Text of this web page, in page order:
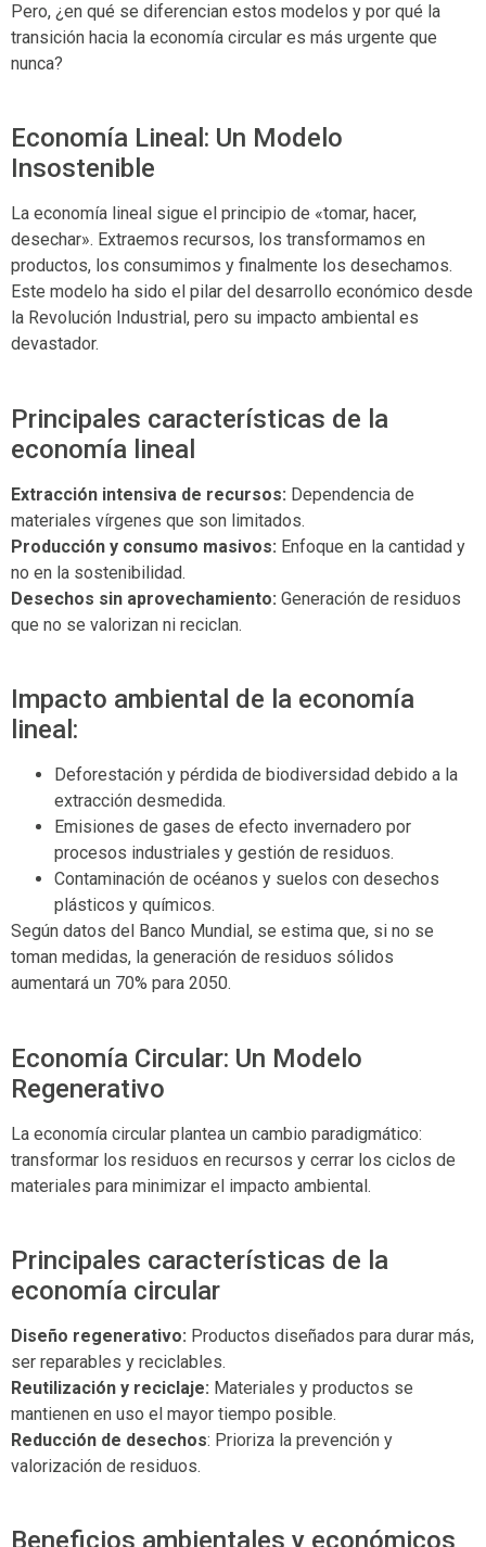
Pero, ¿en qué se diferencian estos modelos y por qué la
transición hacia la economía circular es más urgente que
nunca?
Economía Lineal: Un Modelo
Insostenible
La economía lineal sigue el principio de «tomar, hacer,
desechar». Extraemos recursos, los transformamos en
productos, los consumimos y finalmente los desechamos.
Este modelo ha sido el pilar del desarrollo económico desde
la Revolución Industrial, pero su impacto ambiental es
devastador.
Principales características de la
economía lineal
Extracción intensiva de recursos: Dependencia de
materiales vírgenes que son limitados.
Producción y consumo masivos: Enfoque en la cantidad y
no en la sostenibilidad.
Desechos sin aprovechamiento: Generación de residuos
que no se valorizan ni reciclan.
Impacto ambiental de la economía
lineal:
Deforestación y pérdida de biodiversidad debido a la
extracción desmedida.
Emisiones de gases de efecto invernadero por
procesos industriales y gestión de residuos.
Contaminación de océanos y suelos con desechos
plásticos y químicos.
Según datos del Banco Mundial, se estima que, si no se
toman medidas, la generación de residuos sólidos
aumentará un 70% para 2050.
Economía Circular: Un Modelo
Regenerativo
La economía circular plantea un cambio paradigmático:
transformar los residuos en recursos y cerrar los ciclos de
materiales para minimizar el impacto ambiental.
Principales características de la
economía circular
Diseño regenerativo: Productos diseñados para durar más,
ser reparables y reciclables.
Reutilización y reciclaje: Materiales y productos se
mantienen en uso el mayor tiempo posible.
Reducción de desechos: Prioriza la prevención y
valorización de residuos.
Beneficios ambientales y económicos